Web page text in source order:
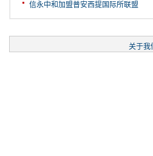
信永中和加盟普安西提国际所联盟
关于我